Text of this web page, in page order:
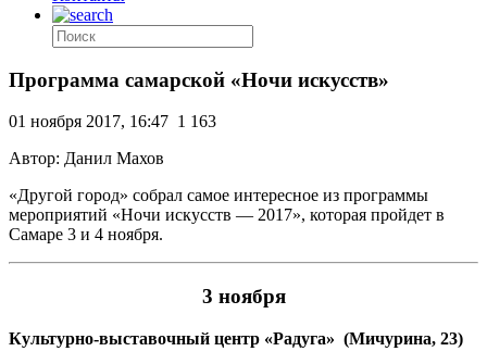
Программа самарской «Ночи искусств»
01 ноября 2017, 16:47 1 163
Автор: Данил Махов
«Другой город» собрал самое интересное из программы
мероприятий «Ночи искусств — 2017», которая пройдет в
Самаре 3 и 4 ноября.
3 ноября
Культурно-выставочный центр «Радуга» (Мичурина, 23)